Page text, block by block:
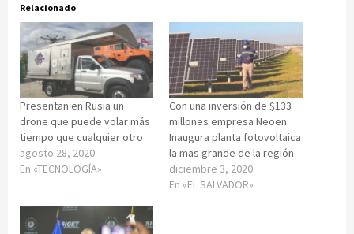
Relacionado
Presentan en Rusia un
drone que puede volar más
tiempo que cualquier otro
agosto 28, 2020
En «TECNOLOGÍA»
Con una inversión de $133
millones empresa Neoen
Inaugura planta fotovoltaica
la mas grande de la región
diciembre 3, 2020
En «EL SALVADOR»